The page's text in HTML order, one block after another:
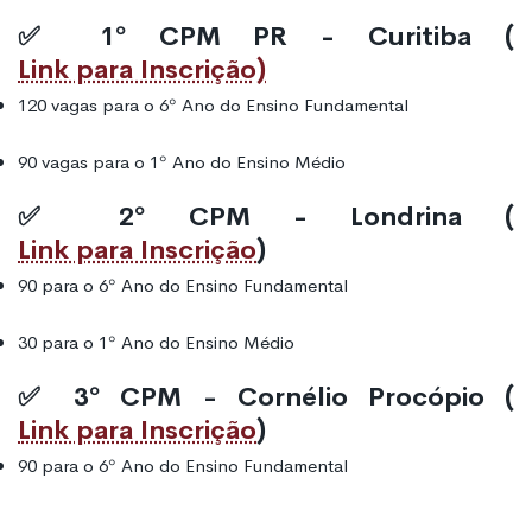
✅ 1º CPM PR - Curitiba (
Link para Inscrição)
120 vagas para o 6º Ano do Ensino Fundamental
90 vagas para o 1º Ano do Ensino Médio
✅ 2º CPM - Londrina (
Link para Inscrição)
90 para o 6º Ano do Ensino Fundamental
30 para o 1º Ano do Ensino Médio
✅ 3º CPM - Cornélio Procópio (
Link para Inscrição)
90 para o 6º Ano do Ensino Fundamental